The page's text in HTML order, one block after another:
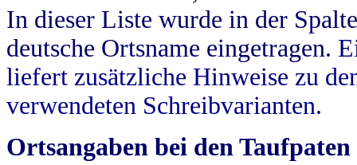
In dieser Liste wurde in der
deutsche Ortsname eingetragen.
liefert zusätzliche Hinweise zu
verwendeten Schreibvarianten.
Ortsangaben bei den Taufpaten